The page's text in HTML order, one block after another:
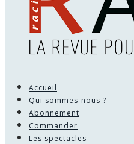
Accueil
Qui sommes-nous ?
Abonnement
Commander
Les spectacles